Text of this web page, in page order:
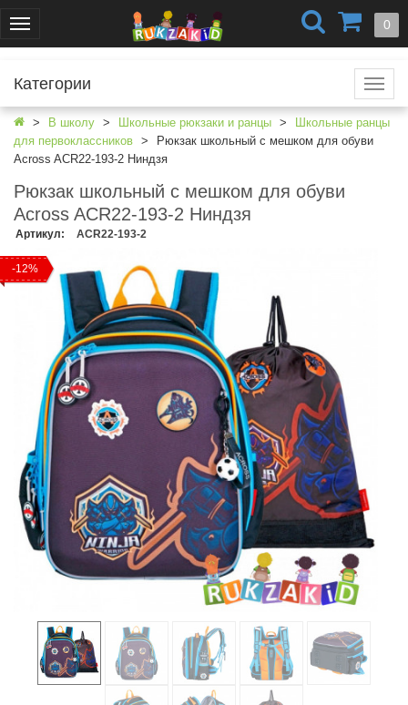
Меню 0
+7 (499) 404-0550
г. Москва
+7 (812) 424-4251
Категории
В школу Школьные рюкзаки и ранцы
Школьные ранцы
для первоклассников
Рюкзак школьный с мешком для обуви
Across ACR22-193-2 Ниндзя
Рюкзак школьный с мешком для обуви
Across ACR22-193-2 Ниндзя
Артикул: ACR22-193-2
-12%